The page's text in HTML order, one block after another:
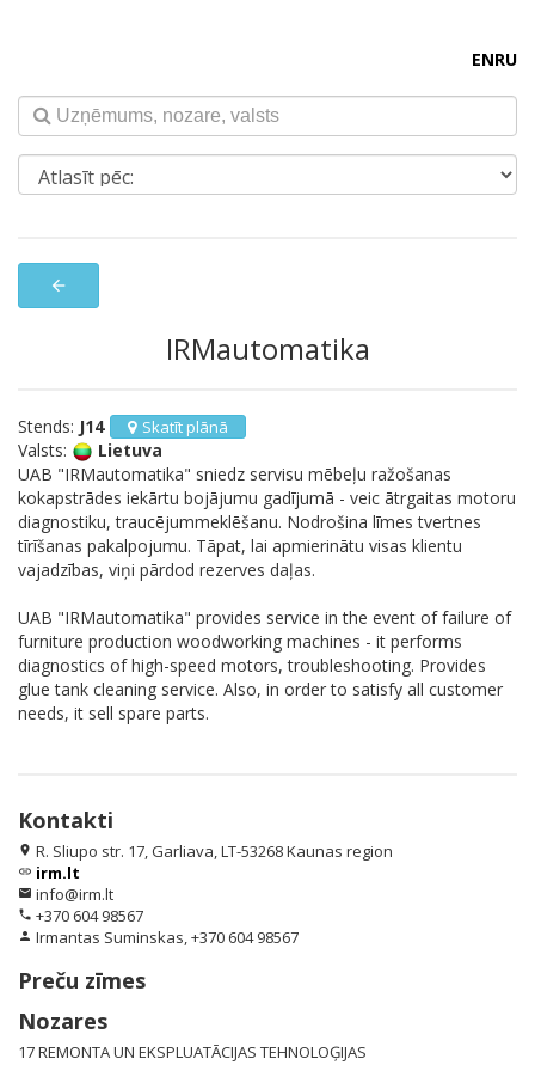
ENRU
arrow_back
IRMautomatika
Stends: J14 Skatīt plānā
Valsts:
Lietuva
UAB "IRMautomatika" sniedz servisu mēbeļu ražošanas
kokapstrādes iekārtu bojājumu gadījumā - veic ātrgaitas motoru
diagnostiku, traucējummeklēšanu. Nodrošina līmes tvertnes
tīrīšanas pakalpojumu. Tāpat, lai apmierinātu visas klientu
vajadzības, viņi pārdod rezerves daļas.
UAB "IRMautomatika" provides service in the event of failure of
furniture production woodworking machines - it performs
diagnostics of high-speed motors, troubleshooting. Provides
glue tank cleaning service. Also, in order to satisfy all customer
needs, it sell spare parts.
Kontakti
location_on R. Sliupo str. 17, Garliava, LT-53268 Kaunas region
link irm.lt
email info@irm.lt
phone +370 604 98567
person Irmantas Suminskas, +370 604 98567
Preču zīmes
Nozares
17 REMONTA UN EKSPLUATĀCIJAS TEHNOLOĢIJAS